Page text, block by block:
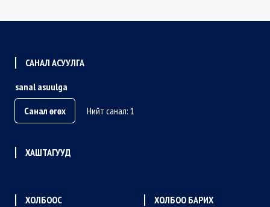
САНАЛ АСУУЛГА
sanal asuulga
Санал өгөх
Нийт санал: 1
ХАШТАГУУД
ХОЛБООС ХОЛБОО БАРИХ